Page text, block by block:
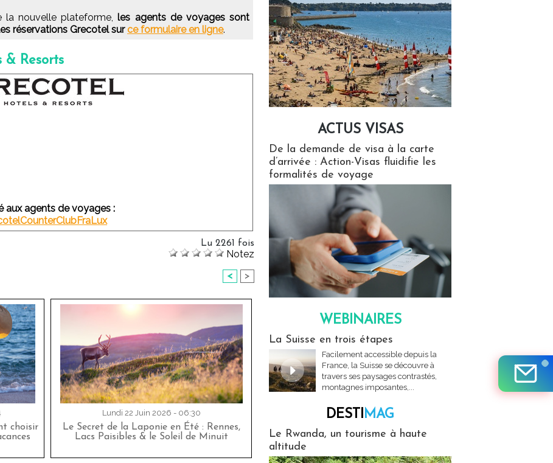
la nouvelle plateforme,les agents de voyages sont
réservations Grecotel sur ce formulaire en ligne.
& Resorts
aux agents de voyages :
Lu 2261 fois
Notez
< >
choisir
Lundi 22 Juin 2026 - 06:30
Le Secret de la Laponie en Été : Rennes,
Lacs Paisibles & le Soleil de Minuit
ACTUS VISAS
De la demande de visa à la carte
d’arrivée : Action-Visas fluidifie les
formalités de voyage
WEBINAIRES
La Suisse en trois étapes
Facilement accessible depuis la
France, la Suisse se découvre à
travers ses paysages contrastés,
montagnes imposantes,...
DESTIMAG
Le Rwanda, un tourisme à haute
altitude